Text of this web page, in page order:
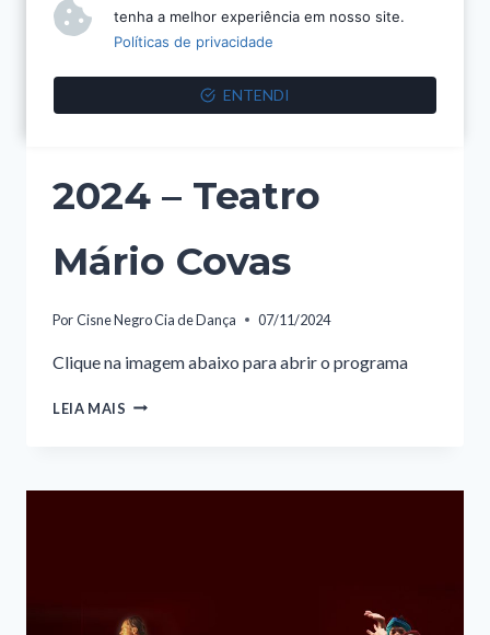
PROGRAMAS
Obras
Internacionais –
2024 – Teatro
Mário Covas
PorCisne Negro Cia de Dança 07/11/2024
Clique na imagem abaixo para abrir o programa
LEIA MAIS OBRAS
–
tenha a melhor experiência em nosso site.
Políticas de privacidade
ENTENDI